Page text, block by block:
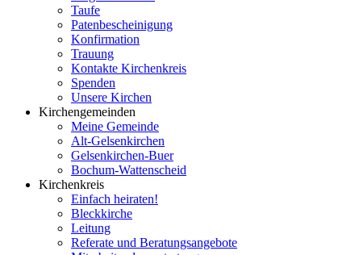
Taufe
Patenbescheinigung
Konfirmation
Trauung
Kontakte Kirchenkreis
Spenden
Unsere Kirchen
Kirchengemeinden
Meine Gemeinde
Alt-Gelsenkirchen
Gelsenkirchen-Buer
Bochum-Wattenscheid
Kirchenkreis
Einfach heiraten!
Bleckkirche
Leitung
Referate und Beratungsangebote